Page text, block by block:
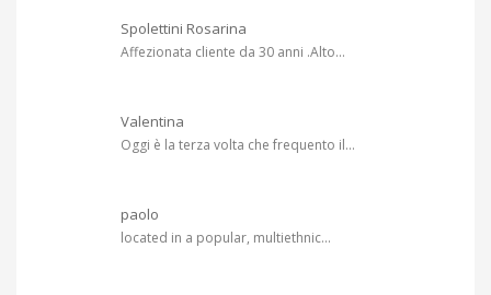
Spolettini Rosarina
Affezionata cliente da 30 anni .Alto...
Valentina
Oggi è la terza volta che frequento il...
paolo
located in a popular, multiethnic...